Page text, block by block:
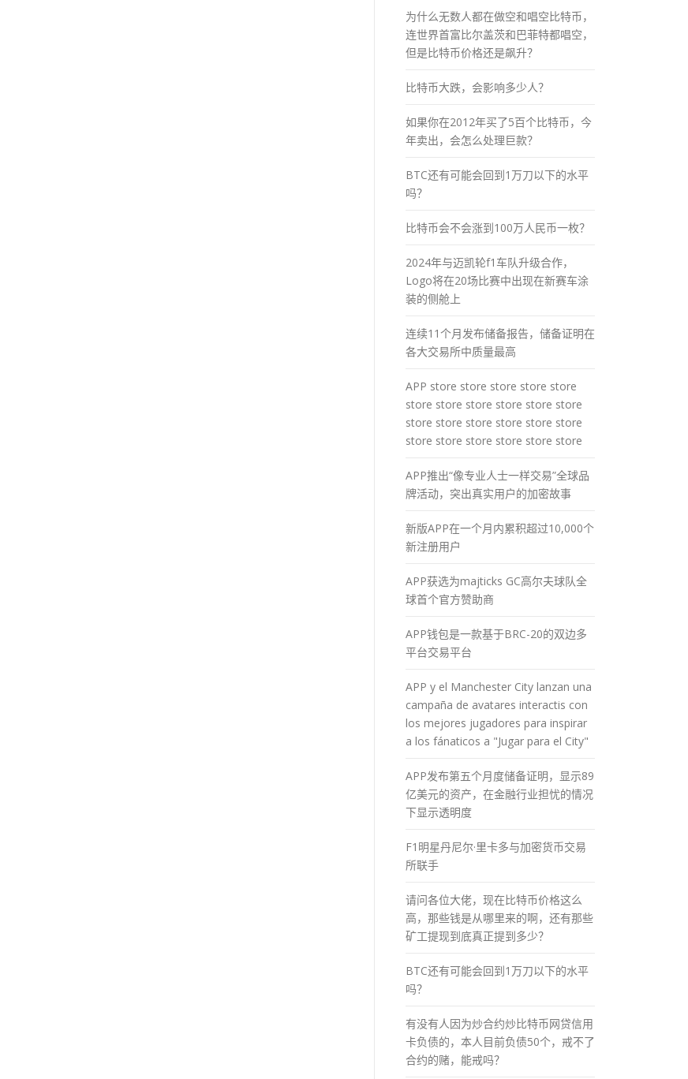
为什么无数人都在做空和唱空比特币，
连世界首富比尔盖茨和巴菲特都唱空，
但是比特币价格还是飙升？
比特币大跌，会影响多少人？
如果你在2012年买了5百个比特币，今
年卖出，会怎么处理巨款？
BTC还有可能会回到1万刀以下的水平
吗？
比特币会不会涨到100万人民币一枚？
2024年与迈凯轮f1车队升级合作，
Logo将在20场比赛中出现在新赛车涂
装的侧舱上
连续11个月发布储备报告，储备证明在
各大交易所中质量最高
APP store store store store store
store store store store store store
store store store store store store
store store store store store store
APP推出“像专业人士一样交易”全球品
牌活动，突出真实用户的加密故事
新版APP在一个月内累积超过10,000个
新注册用户
APP获选为majticks GC高尔夫球队全
球首个官方赞助商
APP钱包是一款基于BRC-20的双边多
平台交易平台
APP y el Manchester City lanzan una
campaña de avatares interactis con
los mejores jugadores para inspirar
a los fánaticos a "Jugar para el City"
APP发布第五个月度储备证明，显示89
亿美元的资产，在金融行业担忧的情况
下显示透明度
F1明星丹尼尔·里卡多与加密货币交易
所联手
请问各位大佬，现在比特币价格这么
高，那些钱是从哪里来的啊，还有那些
矿工提现到底真正提到多少？
BTC还有可能会回到1万刀以下的水平
吗？
有没有人因为炒合约炒比特币网贷信用
卡负债的，本人目前负债50个，戒不了
合约的赌，能戒吗？